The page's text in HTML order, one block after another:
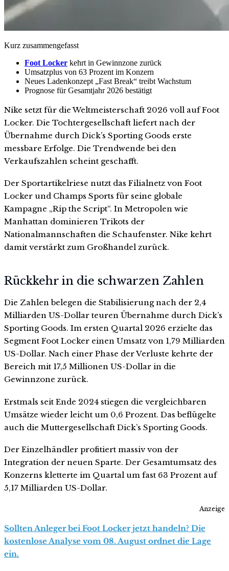
Kurz zusammengefasst
Foot Locker kehrt in Gewinnzone zurück
Umsatzplus von 63 Prozent im Konzern
Neues Ladenkonzept „Fast Break“ treibt Wachstum
Prognose für Gesamtjahr 2026 bestätigt
Nike setzt für die Weltmeisterschaft 2026 voll auf Foot
Locker. Die Tochtergesellschaft liefert nach der
Übernahme durch Dick’s Sporting Goods erste
messbare Erfolge. Die Trendwende bei den
Verkaufszahlen scheint geschafft.
Der Sportartikelriese nutzt das Filialnetz von Foot
Locker und Champs Sports für seine globale
Kampagne „Rip the Script“. In Metropolen wie
Manhattan dominieren Trikots der
Nationalmannschaften die Schaufenster. Nike kehrt
damit verstärkt zum Großhandel zurück.
Rückkehr in die schwarzen Zahlen
Die Zahlen belegen die Stabilisierung nach der 2,4
Milliarden US-Dollar teuren Übernahme durch Dick’s
Sporting Goods. Im ersten Quartal 2026 erzielte das
Segment Foot Locker einen Umsatz von 1,79 Milliarden
US-Dollar. Nach einer Phase der Verluste kehrte der
Bereich mit 17,5 Millionen US-Dollar in die
Gewinnzone zurück.
Erstmals seit Ende 2024 stiegen die vergleichbaren
Umsätze wieder leicht um 0,6 Prozent. Das beflügelte
auch die Muttergesellschaft Dick’s Sporting Goods.
Der Einzelhändler profitiert massiv von der
Integration der neuen Sparte. Der Gesamtumsatz des
Konzerns kletterte im Quartal um fast 63 Prozent auf
5,17 Milliarden US-Dollar.
Anzeige
Sollten Anleger bei Foot Locker jetzt handeln? Die
kostenlose Analyse vom 08. August ordnet die Lage
ein.